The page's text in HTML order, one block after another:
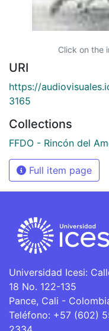
Click on the
URI
https://
3165
Collections
FFDO - Rincón del
Full item page
Universidad Icesi:
18 No. 122-135
Pance, Cali -
Teléfono: +57 (602)